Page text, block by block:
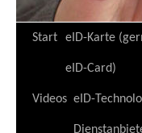
Zum
springen
Start eID-Karte
eID-Card)
Videos eID-